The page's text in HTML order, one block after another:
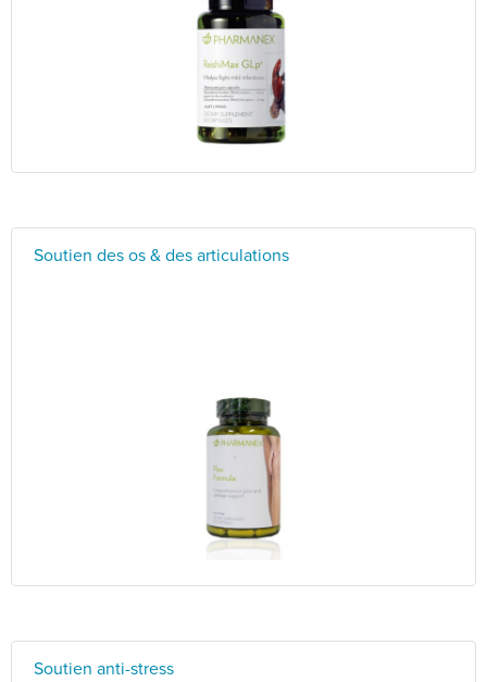
Soutien des os & des articulations
Soutien anti-stress